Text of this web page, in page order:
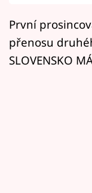
Mámy sobě
Přihlášení
První
přenosu
SLOVENSKO